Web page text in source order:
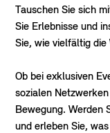
Tauschen Sie sich
Sie Erlebnisse und
Sie, wie vielfältig die
Ob bei exklusiven
sozialen
Bewegung. Werden
und erleben Sie,